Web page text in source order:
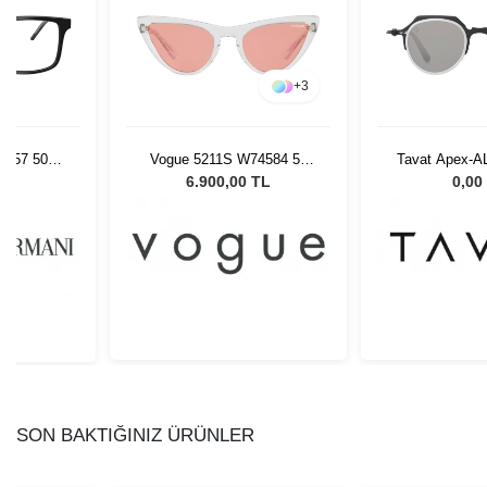
5017
+3
Vogue 5211S W74584 54
Kadın Güneş Gözlüğü
6.900,00 TL
Tavat Apex-
0,00
SON BAKTIĞINIZ ÜRÜNLER